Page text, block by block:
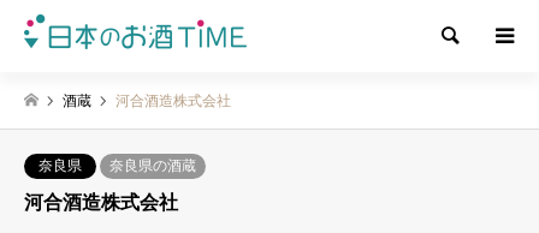
検索
酒蔵 河合酒造株式会社
奈良県 奈良県の酒蔵
河合酒造株式会社